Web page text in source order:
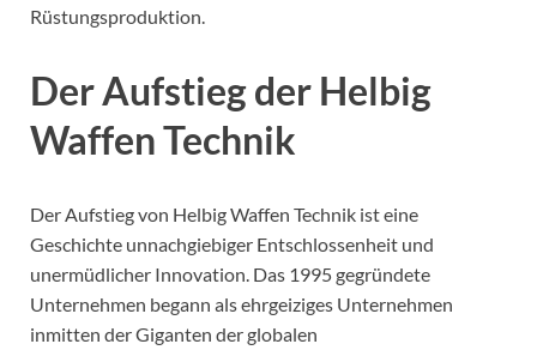
Rüstungsproduktion.
Der Aufstieg der Helbig
Waffen Technik
Der Aufstieg von Helbig Waffen Technik ist eine
Geschichte unnachgiebiger Entschlossenheit und
unermüdlicher Innovation. Das 1995 gegründete
Unternehmen begann als ehrgeiziges Unternehmen
inmitten der Giganten der globalen